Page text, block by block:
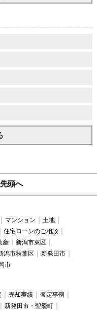
頭へ
マンション
土地
住宅ローンのご相談
産
新潟市東区
潟市秋葉区
新発田市
市
売却実績
査定事例
新発田市・聖籠町